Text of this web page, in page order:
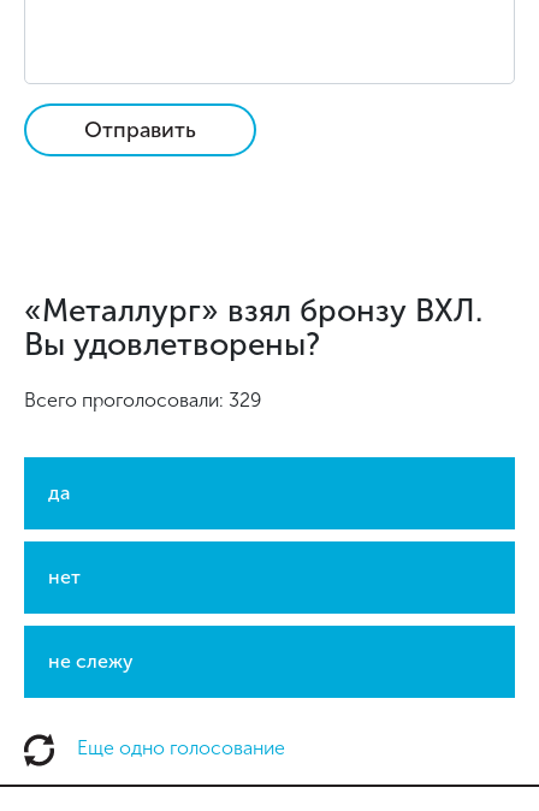
Отправить
«Металлург» взял бронзу ВХЛ.
Вы удовлетворены?
Всего проголосовали: 329
да
нет
не слежу
Еще одно голосование